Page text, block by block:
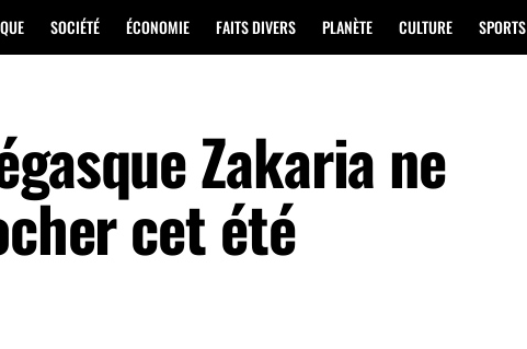
SOCIÉTÉ ÉCONOMIE FAITS DIVERS PLANÈTE CULTURE SPORTS
Zakaria ne
cet été